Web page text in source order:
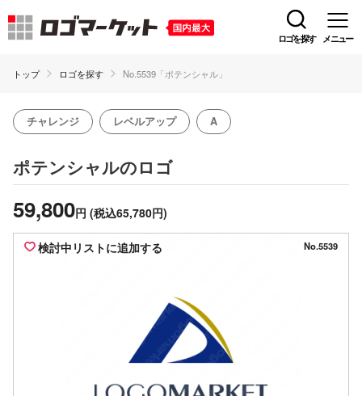
ロゴを探す メニュー
トップ ロゴを探す No.5539「ポテンシャル」
チャレンジ レベルアップ A
ポテンシャルのロゴ
59,800円 (税込65,780円)
検討中リストに追加する No.5539